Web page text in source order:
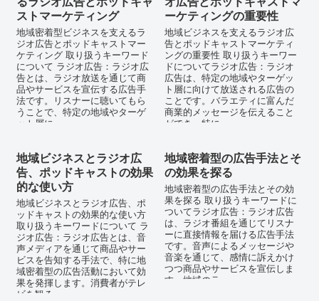
ストマーケティング
地域密着型ビジネスを支えるラ
ジオ広告とポッドキャストマー
ケティング 取り扱うキーワード
について ラジオ広告：ラジオ広
告とは、ラジオ放送を通じて商
品やサービスを宣伝する広告手
法です。リスナーに聴いてもら
うことで、特定の地域やターゲ
ット層に...
ーケティングの重要性
地域ビジネスを支えるラジオ広
告とポッドキャストマーケティ
ングの重要性 取り扱うキーワー
ドについてラジオ広告：ラジオ
広告は、特定の地域やターゲッ
ト層に向けて放送される広告の
ことです。バラエティに富んだ
商業的メッセージを伝えること
ができ、特に...
地域ビジネスとラジオ広
告、ポッドキャストの効果
的な使い方
地域ビジネスとラジオ広告、ポ
ッドキャストの効果的な使い方
取り扱うキーワードについて ラ
ジオ広告：ラジオ広告とは、音
声メディアを通じて商品やサー
ビスを告知する手法で、特に地
域密着型の広告活動において効
果を発揮します。消費者がテレ
ビを観る...
地域密着型の広告手法とそ
の効果を探る
地域密着型の広告手法とその効
果を探る 取り扱うキーワードに
ついてラジオ広告：ラジオ広告
は、ラジオ番組を通じてリスナ
ーに直接情報を届ける広告手法
です。音声によるメッセージや
音楽を通じて、感情に訴えかけ
つつ商品やサービスを宣伝しま
す。地域のラ...